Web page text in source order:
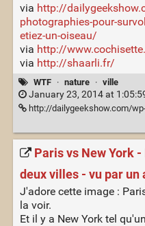
via http://
photographies-pour-
etiez-un-oiseau/
via http://
via http://shaarli.fr/
WTF · nature · ville
January 23, 2014 at
http://dailygeekshow.com/wp-content/
Paris vs New York
deux villes - vu par un
J'adore cette image :
la voir.
Et il y a New York tel